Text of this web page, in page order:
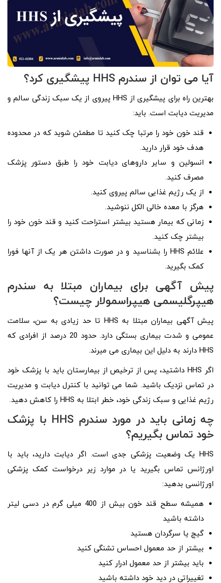
آیا می توان از سندرم HHS پیشگیری کرد؟
بهترین راه برای پیشگیری از HHS پیروی از یک سبک زندگی سالم و
مدیریت دیابت است. باید:
قند خون خود را مرتبا چک کنید تا مطمئن شوید که در محدوده
هدف خود قرار دارید.
انسولین و سایر داروهای دیابت خود را طبق دستور پزشک
مصرف کنید.
از یک رژیم غذایی سالم پیروی کنید.
هرگز با معده خالی الکل ننوشید.
زمانی که بیمار هستید بیشتر استراحت کنید و قند خون خود را
بیشتر چک کنید.
علائم HHS را بشناسید و در صورت داشتن هر یک از آنها فورا
کمک بگیرید.
پیش آگهی برای بیماران مبتلا به سندرم
هیپرگلیسمی هیپراسمولار چیست؟
پیش آگهی بیماران مبتلا به HHS تا حد زیادی به سن، سلامت
عمومی و شدت بیماری بستگی دارد. حدود 20 درصد از افرادی که
HHS دارند به دلیل این بیماری می میرند.
اگر HHS داشتید، پس از ترخیص از بیمارستان باید با پزشک خود
در تماس نزدیک باشید. شما می توانید با کنترل دیابت و مدیریت
رژیم غذایی و سبک زندگی خود، خطر ابتلا به HHS را کاهش دهید.
چه زمانی باید در مورد سندرم HHS با پزشک
خود تماس بگیریم؟
HHS یک وضعیت پزشکی جدی است. اگر دیابت دارید، باید با
اورژانس تماس بگیرید یا در موارد زیر درخواست کمک پزشکی
اورژانسی بدهید:
همیشه سطح قند خون بیش از 400 میلی گرم در دسی لیتر
داشته باشید
گیج یا سرگردان هستید
بیشتر از حد معمول احساس تشنگی کنید
باید بیشتر از حد معمول ادرار کنید
تغییراتی در دید خود داشته باشید